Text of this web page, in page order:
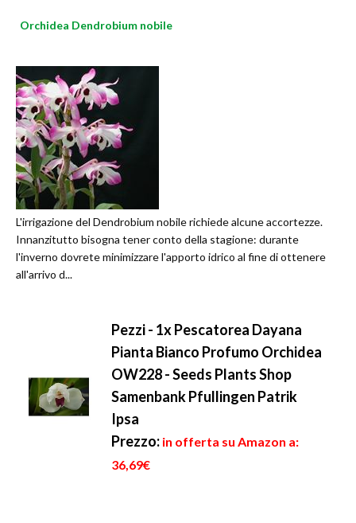
Orchidea Dendrobium nobile
L'irrigazione del Dendrobium nobile richiede alcune accortezze.
Innanzitutto bisogna tener conto della stagione: durante
l'inverno dovrete minimizzare l'apporto idrico al fine di ottenere
all'arrivo d...
Pezzi - 1x Pescatorea Dayana
Pianta Bianco Profumo Orchidea
OW228 - Seeds Plants Shop
Samenbank Pfullingen Patrik
Ipsa
Prezzo: in offerta su Amazon a:
36,69€